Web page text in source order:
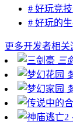
# 好玩竞
# 好玩的
更多开发者相关
三